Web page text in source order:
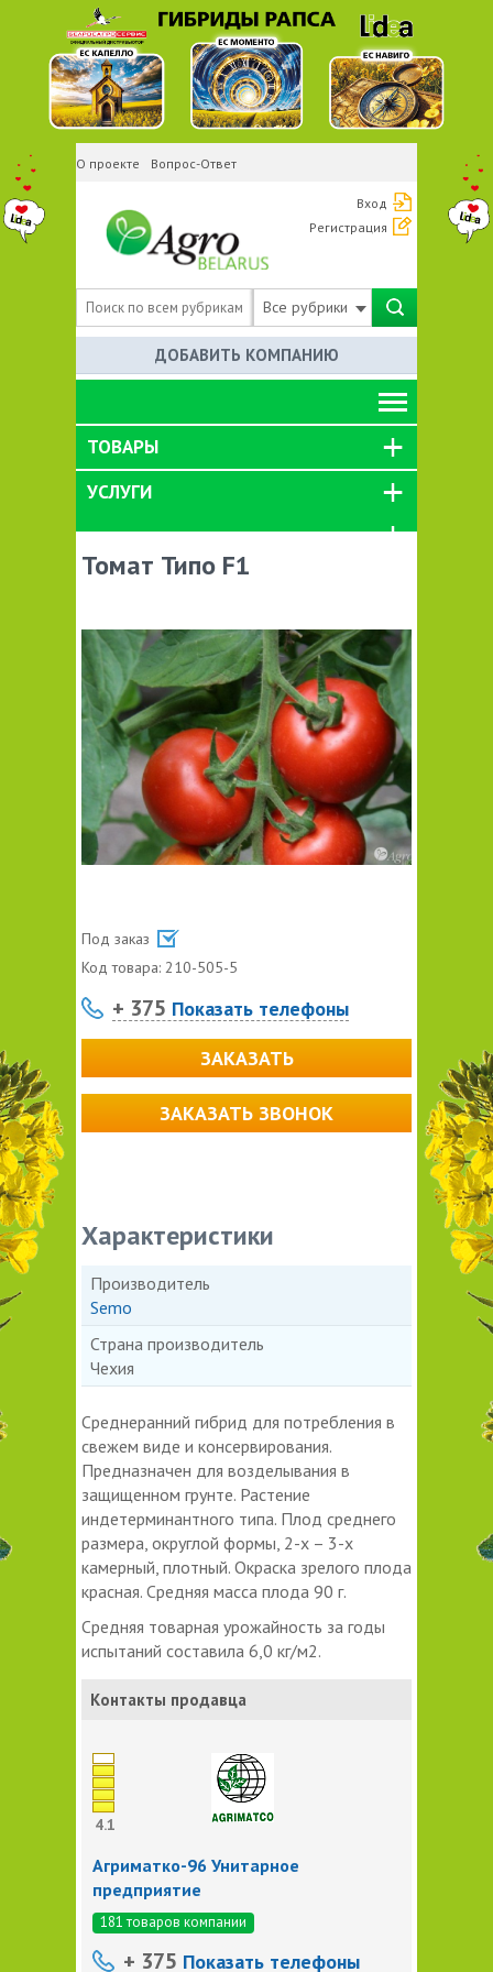
О проекте Вопрос-Ответ
Вход
Регистрация
Все рубрики
ДОБАВИТЬ КОМПАНИЮ
ТОВАРЫ
УСЛУГИ
Томат Типо F1
Под заказ
Код товара: 210-505-5
+ 375 Показать телефоны
ЗАКАЗАТЬ
ЗАКАЗАТЬ ЗВОНОК
Характеристики
Производитель
Semo
Страна производитель
Чехия
Среднеранний гибрид для потребления в
свежем виде и консервирования.
Предназначен для возделывания в
защищенном грунте. Растение
индетерминантного типа. Плод среднего
размера, округлой формы, 2-х – 3-х
камерный, плотный. Окраска зрелого плода
красная. Средняя масса плода 90 г.
Средняя товарная урожайность за годы
испытаний составила 6,0 кг/м2.
Контакты продавца
4.1
Агриматко-96 Унитарное
предприятие
181 товаров компании
+ 375 Показать телефоны